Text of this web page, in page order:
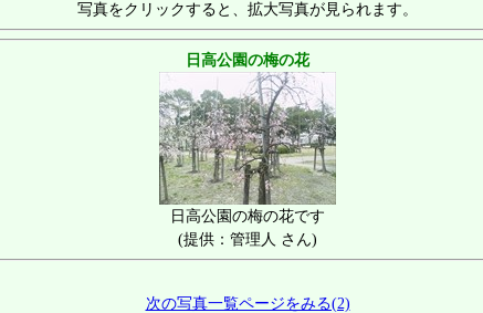
写真をクリックすると、拡大写真が見られます。
日高公園の梅の花
日高公園の梅の花です
(提供：管理人 さん)
次の写真一覧ページをみる(2)